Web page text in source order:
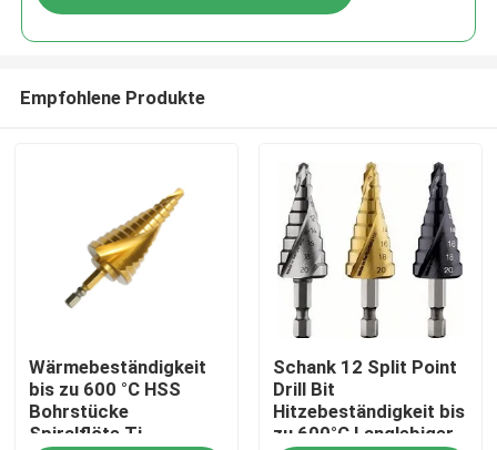
Empfohlene Produkte
Wärmebeständigkeit
bis zu 600 °C HSS
Bohrstücke
Spiralflöte Ti-
Schank 12 Split Point
Drill Bit
Hitzebeständigkeit bis
zu 600°C Langlebiger